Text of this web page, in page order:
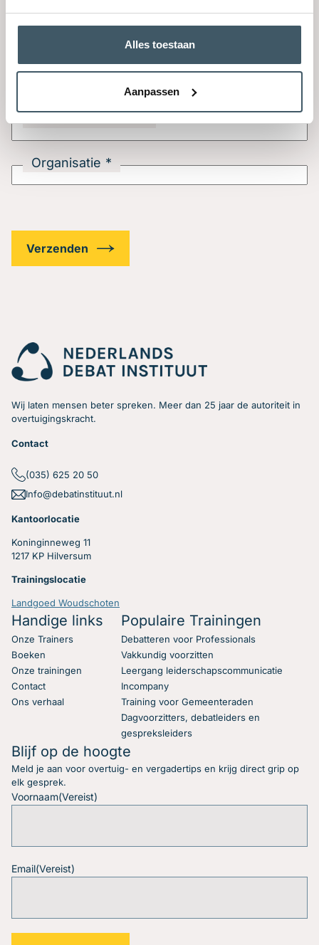
Alles toestaan
Aanpassen
Achternaam
E-mail
Organisatie
Wij laten mensen beter spreken. Meer dan 25 jaar de autoriteit in
overtuigingskracht.
Contact
(035) 625 20 50
Info@debatinstituut.nl
Kantoorlocatie
Koninginneweg 11
1217 KP Hilversum
Trainingslocatie
Landgoed Woudschoten
Handige links
Onze Trainers
Boeken
Onze trainingen
Contact
Ons verhaal
Populaire Trainingen
Debatteren voor Professionals
Vakkundig voorzitten
Leergang leiderschapscommunicatie
Incompany
Training voor Gemeenteraden
Dagvoorzitters, debatleiders en
gespreksleiders
Blijf op de hoogte
Meld je aan voor overtuig- en vergadertips en krijg direct grip op
elk gesprek.
Voornaam(Vereist)
Email(Vereist)